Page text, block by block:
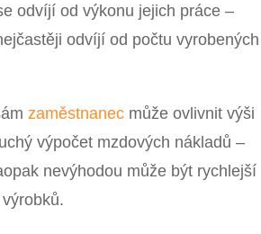
odvíjí od výkonu jejich práce –
odvíjí od počtu vyrobených
zaměstnanec může ovlivnit výši
výpočet mzdových nákladů –
nevýhodou může být rychlejší